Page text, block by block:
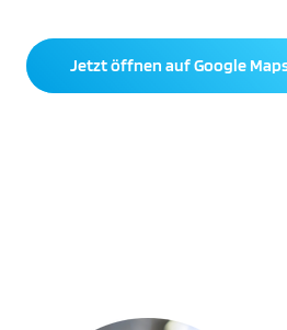
Jetzt öffnen auf Google